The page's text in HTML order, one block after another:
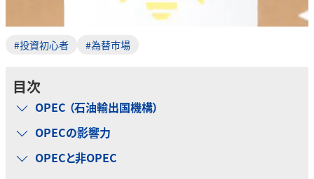
#投資初心者 #為替市場
目次
OPEC （石油輸出国機構）
OPECの影響力
OPECと非OPEC